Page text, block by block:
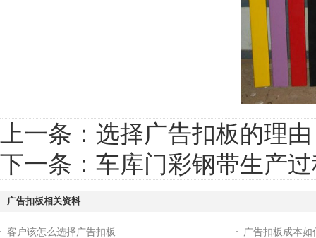
上一条： 选择广告扣板的理由
下一条： 车库门彩钢带生产
广告扣板相关资料
客户该怎么选择广告扣板
广告扣板成本如